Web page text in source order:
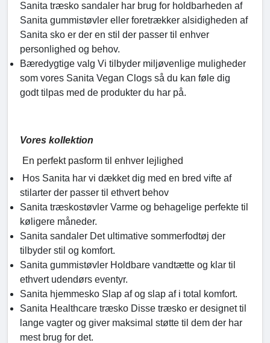
Sanita træsko sandaler har brug for holdbarheden af
Sanita gummistøvler eller foretrækker alsidigheden af
Sanita sko er der en stil der passer til enhver
personlighed og behov.
Bæredygtige valg Vi tilbyder miljøvenlige muligheder
som vores Sanita Vegan Clogs så du kan føle dig
godt tilpas med de produkter du har på.
Vores kollektion
En perfekt pasform til enhver lejlighed
Hos Sanita har vi dækket dig med en bred vifte af
stilarter der passer til ethvert behov
Sanita træskostøvler Varme og behagelige perfekte til
køligere måneder.
Sanita sandaler Det ultimative sommerfodtøj der
tilbyder stil og komfort.
Sanita gummistøvler Holdbare vandtætte og klar til
ethvert udendørs eventyr.
Sanita hjemmesko Slap af og slap af i total komfort.
Sanita Healthcare træsko Disse træsko er designet til
lange vagter og giver maksimal støtte til dem der har
mest brug for det.